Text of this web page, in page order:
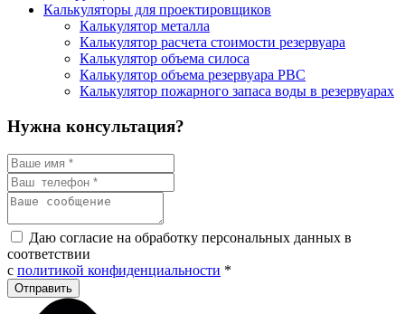
Калькуляторы для проектировщиков
Калькулятор металла
Калькулятор расчета стоимости резервуара
Калькулятор объема силоса
Калькулятор объема резервуара РВС
Калькулятор пожарного запаса воды в резервуарах
Нужна консультация?
Даю согласие на обработку персональных данных в
соответствии
с политикой конфиденциальности *